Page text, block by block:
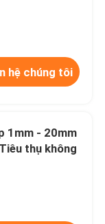
hệ chúng tôi
1mm - 20mm
thụ không